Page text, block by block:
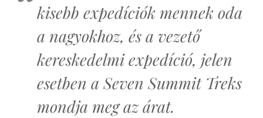
kisebb expedíciók mennek oda
a nagyokhoz, és a vezető
kereskedelmi expedíció, jelen
esetben a Seven Summit Treks
mondja meg az árat.